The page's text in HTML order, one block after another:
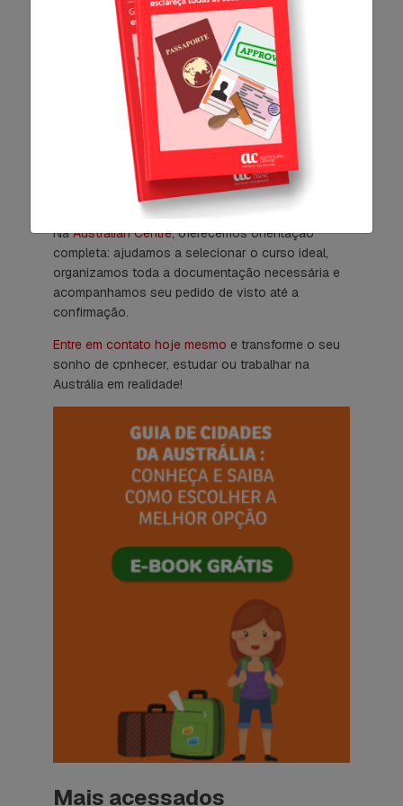
Pronto para sua viagem para
a Austrália?
Agora que conhece cada etapa, você está pronto
para iniciar o processo para tirar o visto
NaAustralian Centre, oferecemos orientação
completa: ajudamos a selecionar o curso ideal,
organizamos toda a documentação necessária e
acompanhamos seu pedido de visto até a
confirmação.
Entre em contato hoje mesmo e transforme o seu
sonho de cpnhecer, estudar ou trabalhar na
Austrália em realidade!
Mais acessados